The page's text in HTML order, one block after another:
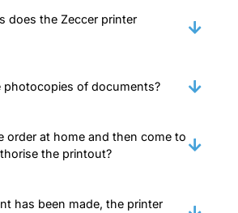
does the Zeccer printer
photocopies of documents?
order at home and then come to
the printout?
has been made, the printer